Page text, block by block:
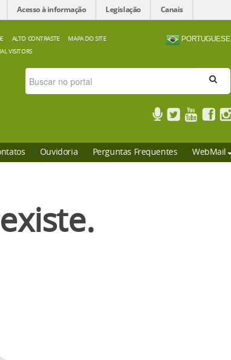
Acesso à informação Legislação Canais
PORTUGUESE
ALTO CONTRASTE
MAPA DO SITE
VISITORS
Ouvidoria Perguntas Frequentes WebMail